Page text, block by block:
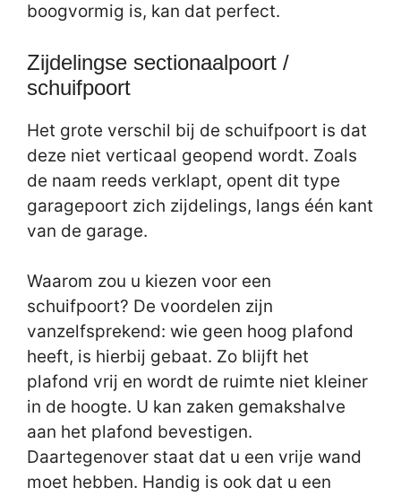
boogvormig is, kan dat perfect.
Zijdelingse sectionaalpoort /
schuifpoort
Het grote verschil bij de schuifpoort is dat
deze niet verticaal geopend wordt. Zoals
de naam reeds verklapt, opent dit type
garagepoort zich zijdelings, langs één kant
van de garage.
Waarom zou u kiezen voor een
schuifpoort? De voordelen zijn
vanzelfsprekend: wie geen hoog plafond
heeft, is hierbij gebaat. Zo blijft het
plafond vrij en wordt de ruimte niet kleiner
in de hoogte. U kan zaken gemakshalve
aan het plafond bevestigen.
Daartegenover staat dat u een vrije wand
moet hebben. Handig is ook dat u een